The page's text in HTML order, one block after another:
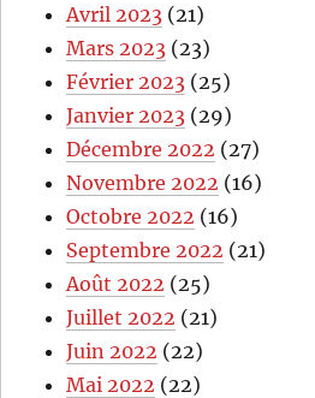
Avril 2023 (21)
Mars 2023 (23)
Février 2023 (25)
Janvier 2023 (29)
Décembre 2022 (27)
Novembre 2022 (16)
Octobre 2022 (16)
Septembre 2022 (21)
Août 2022 (25)
Juillet 2022 (21)
Juin 2022 (22)
Mai 2022 (22)